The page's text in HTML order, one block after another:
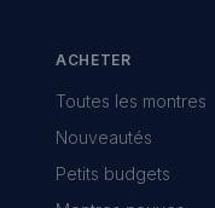
ACHETER
Toutes les montres
Nouveautés
Petits budgets